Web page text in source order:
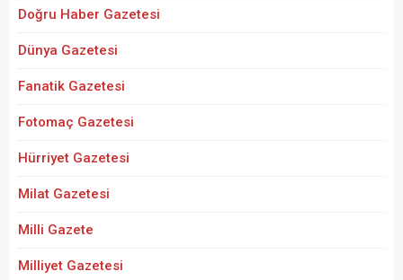
Doğru Haber Gazetesi
Dünya Gazetesi
Fanatik Gazetesi
Fotomaç Gazetesi
Hürriyet Gazetesi
Milat Gazetesi
Milli Gazete
Milliyet Gazetesi